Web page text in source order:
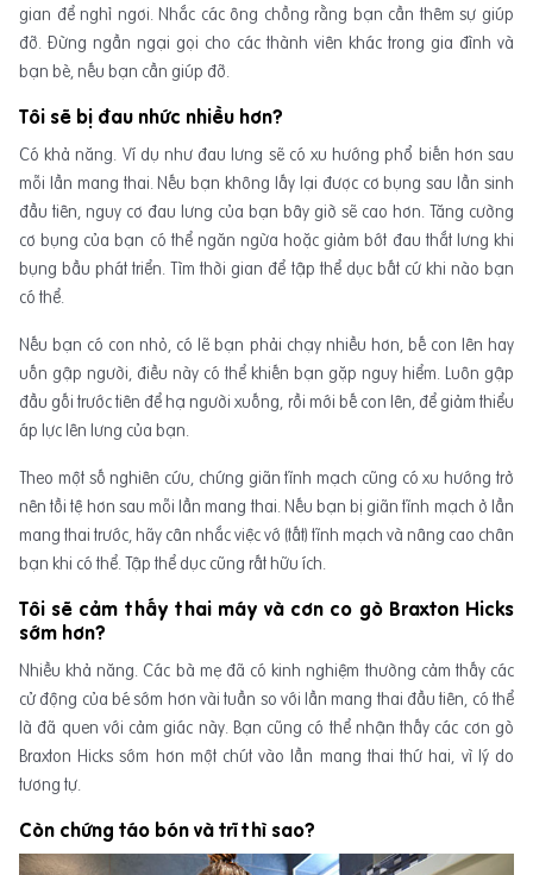
gian để nghỉ ngơi. Nhắc các ông chồng rằng bạn cần thêm sự giúp
đỡ. Đừng ngần ngại gọi cho các thành viên khác trong gia đình và
bạn bè, nếu bạn cần giúp đỡ.
Tôi sẽ bị đau nhức nhiều hơn?
Có khả năng. Ví dụ như đau lưng sẽ có xu hướng phổ biến hơn sau
mỗi lần mang thai. Nếu bạn không lấy lại được cơ bụng sau lần sinh
đầu tiên, nguy cơ đau lưng của bạn bây giờ sẽ cao hơn. Tăng cường
cơ bụng của bạn có thể ngăn ngừa hoặc giảm bớt đau thắt lưng khi
bụng bầu phát triển. Tìm thời gian để tập thể dục bất cứ khi nào bạn
có thể.
Nếu bạn có con nhỏ, có lẽ bạn phải chạy nhiều hơn, bế con lên hay
uốn gập người, điều này có thể khiến bạn gặp nguy hiểm. Luôn gập
đầu gối trước tiên để hạ người xuống, rồi mới bế con lên, để giảm thiểu
áp lực lên lưng của bạn.
Theo một số nghiên cứu, chứng giãn tĩnh mạch cũng có xu hướng trở
nên tồi tệ hơn sau mỗi lần mang thai. Nếu bạn bị giãn tĩnh mạch ở lần
mang thai trước, hãy cân nhắc việc vớ (tất) tĩnh mạch và nâng cao chân
bạn khi có thể. Tập thể dục cũng rất hữu ích.
Tôi sẽ cảm thấy thai máy và cơn co gò Braxton Hicks
sớm hơn?
Nhiều khả năng. Các bà mẹ đã có kinh nghiệm thường cảm thấy các
cử động của bé sớm hơn vài tuần so với lần mang thai đầu tiên, có thể
là đã quen với cảm giác này. Bạn cũng có thể nhận thấy các cơn gò
Braxton Hicks sớm hơn một chút vào lần mang thai thứ hai, vì lý do
tương tự.
Còn chứng táo bón và trĩ thì sao?